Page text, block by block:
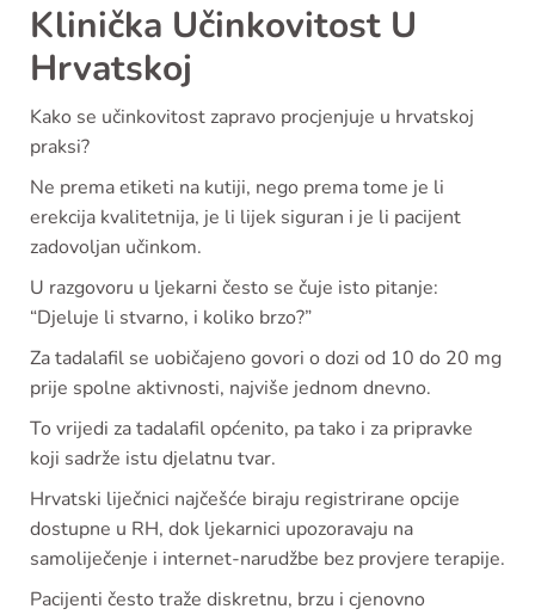
Klinička Učinkovitost U
Hrvatskoj
Kako se učinkovitost zapravo procjenjuje u hrvatskoj
praksi?
Ne prema etiketi na kutiji, nego prema tome je li
erekcija kvalitetnija, je li lijek siguran i je li pacijent
zadovoljan učinkom.
U razgovoru u ljekarni često se čuje isto pitanje:
“Djeluje li stvarno, i koliko brzo?”
Za tadalafil se uobičajeno govori o dozi od 10 do 20 mg
prije spolne aktivnosti, najviše jednom dnevno.
To vrijedi za tadalafil općenito, pa tako i za pripravke
koji sadrže istu djelatnu tvar.
Hrvatski liječnici najčešće biraju registrirane opcije
dostupne u RH, dok ljekarnici upozoravaju na
samoliječenje i internet-narudžbe bez provjere terapije.
Pacijenti često traže diskretnu, brzu i cjenovno